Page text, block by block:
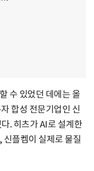
수 있었던 데에는 올
합성 전문기업인 신
. 히츠가 AI로 설계한
플켐이 실제로 물질